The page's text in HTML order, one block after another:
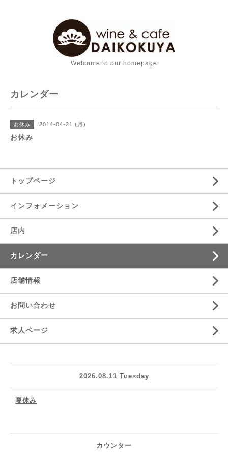
Welcome to our homepage
カレンダー
お休み 2014-04-21 (月)
お休み
トップページ
インフォメーション
店内
カレンダー
店舗情報
お問い合わせ
求人ページ
2026.08.11 Tuesday
夏休み
カウンター